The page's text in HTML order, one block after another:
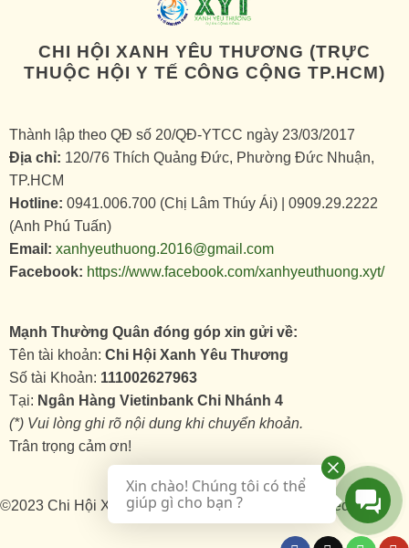
CHI HỘI XANH YÊU THƯƠNG (TRỰC
THUỘC HỘI Y TẾ CÔNG CỘNG TP.HCM)
Thành lập theo QĐ số 20/QĐ-YTCC ngày 23/03/2017
Địa chỉ: 120/76 Thích Quảng Đức, Phường Đức Nhuận,
TP.HCM
Hotline: 0941.006.700 (Chị Lâm Thúy Ái) | 0909.29.2222
(Anh Phú Tuấn)
Email: xanhyeuthuong.2016@gmail.com
Facebook: https://www.facebook.com/xanhyeuthuong.xyt/
Mạnh Thường Quân đóng góp xin gửi về:
Tên tài khoản: Chi Hội Xanh Yêu Thương
Số tài Khoản: 111002627963
Tại: Ngân Hàng Vietinbank Chi Nhánh 4
(*) Vui lòng ghi rõ nội dung khi chuyển khoản.
Trân trọng cảm ơn!
©2023 Chi Hội Xanh Yêu Thương , All rights reserved.
Xin chào! Chúng tôi có thể
giúp gì cho bạn ?